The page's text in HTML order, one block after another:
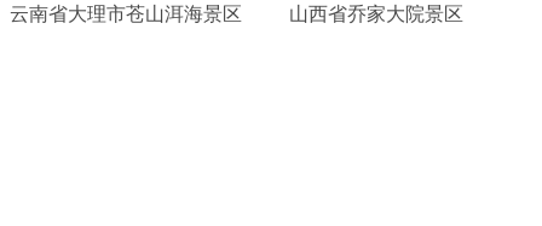
云南省大理市苍山洱海景区 山西省乔家大院景区